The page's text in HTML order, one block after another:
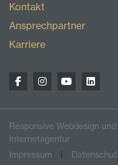
Kontakt
Ansprechpartner
Karriere
Responsive Webdesign
Internetagentur
Impressum